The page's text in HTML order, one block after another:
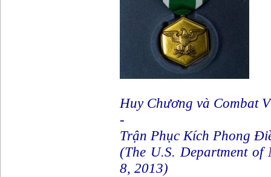
Huy Chương và Combat
-
Trận Phục Kích Phong
(The U.S. Department
8, 2013)